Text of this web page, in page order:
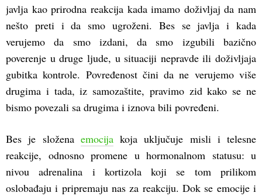
javlja kao prirodna reakcija kada imamo doživljaj da nam
nešto preti i da smo ugroženi. Bes se javlja i kada
verujemo da smo izdani, da smo izgubili bazično
poverenje u druge ljude, u situaciji nepravde ili doživljaja
gubitka kontrole. Povređenost čini da ne verujemo više
drugima i tada, iz samozaštite, pravimo zid kako se ne
bismo povezali sa drugima i iznova bili povređeni.
Bes je složena emocijakoja uključuje misli i telesne
reakcije, odnosno promene u hormonalnom statusu: u
nivou adrenalina i kortizola koji se tom prilikom
oslobađaju i pripremaju nas za reakciju. Dok se emocije i